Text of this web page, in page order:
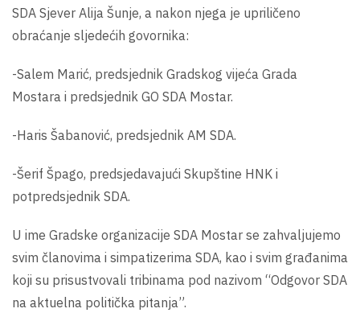
SDA Sjever Alija Šunje, a nakon njega je upriličeno
obraćanje sljedećih govornika:
-Salem Marić, predsjednik Gradskog vijeća Grada
Mostara i predsjednik GO SDA Mostar.
-Haris Šabanović, predsjednik AM SDA.
-Šerif Špago, predsjedavajući Skupštine HNK i
potpredsjednik SDA.
U ime Gradske organizacije SDA Mostar se zahvaljujemo
svim članovima i simpatizerima SDA, kao i svim građanima
koji su prisustvovali tribinama pod nazivom “Odgovor SDA
na aktuelna politička pitanja”.